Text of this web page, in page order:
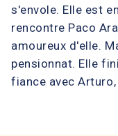
s'envole. Elle est
rencontre Paco
amoureux d'elle.
pensionnat. Elle
fiance avec